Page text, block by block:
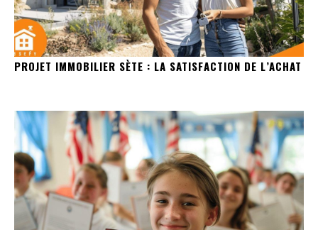
PROJET IMMOBILIER SÈTE : LA SATISFACTION DE L’ACHAT